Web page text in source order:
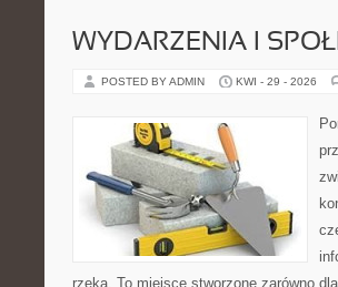
WYDARZENIA I
POSTED BY ADMIN KWI - 29 - 2026
rzeką. To miejsce stworzone zarówno